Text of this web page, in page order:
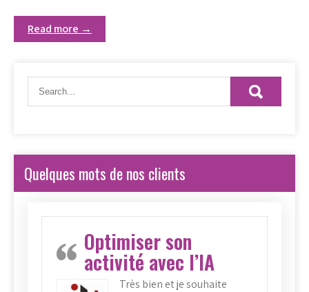
Read more →
Quelques mots de nos clients
Optimiser son
activité avec l’IA
Très bien et je souhaite